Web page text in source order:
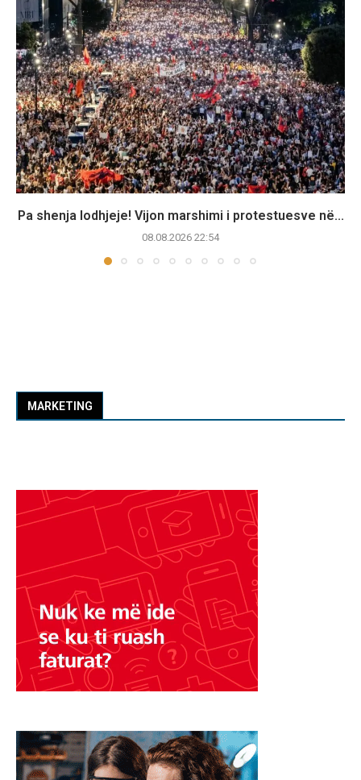
Pa shenja lodhjeje! Vijon marshimi i protestuesve në...
08.08.2026 22:54
MARKETING